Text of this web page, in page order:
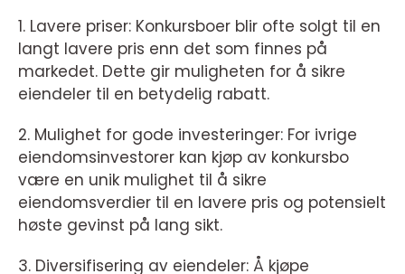
1. Lavere priser: Konkursboer blir ofte solgt til en
langt lavere pris enn det som finnes på
markedet. Dette gir muligheten for å sikre
eiendeler til en betydelig rabatt.
2. Mulighet for gode investeringer: For ivrige
eiendomsinvestorer kan kjøp av konkursbo
være en unik mulighet til å sikre
eiendomsverdier til en lavere pris og potensielt
høste gevinst på lang sikt.
3. Diversifisering av eiendeler: Å kjøpe